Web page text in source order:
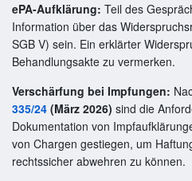
ePA-Aufklärung: Teil des
Information über das
SGB V) sein. Ein erklärter
Behandlungsakte zu vermerken.
Verschärfung bei Impfungen:
335/24 (März 2026) sind die
Dokumentation von
von Chargen gestiegen, um
rechtssicher abwehren zu können.